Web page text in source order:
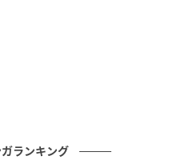
ランキング